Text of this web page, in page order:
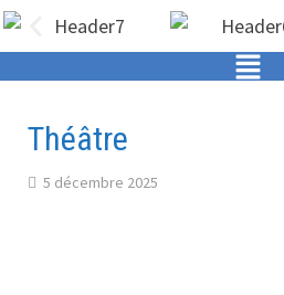
Théâtre
5 décembre 2025